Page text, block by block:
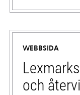
opens
in
new
tab
WEBBSIDA
och